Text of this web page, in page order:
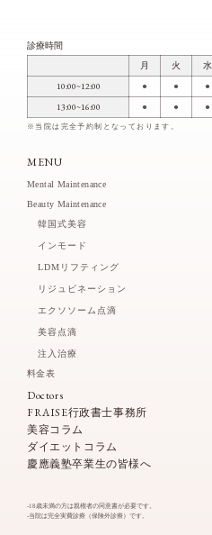
診療時間
月
火 水
10:00~12:00 ● ● ●
13:00~16:00 ● ● ●
※当院は完全予約制となっております。
MENU
Mental Maintenance
Beauty Maintenance
韓国式美容
インモード
LDMリフティング
リジュビネーション
エクソソーム点滴
美容点滴
注入治療
料金表
Doctors
FRAISE行政書士事務所
美容コラム
ダイエットコラム
慶應義塾卒業生の皆様へ
-18歳未満の方は親権者の同意書が必要です。
-当院は完全実費診療（保険外診療）です。